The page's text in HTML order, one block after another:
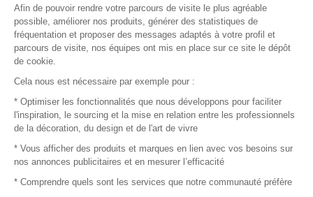
Plan du site
© 2016 –Organisation SAFI
Recrutement
Afin de pouvoir rendre votre parcours de visite le plus agréable
possible, améliorer nos produits, générer des statistiques de
fréquentation et proposer des messages adaptés à votre profil et
parcours de visite, nos équipes ont mis en place sur ce site le dépôt
de cookie.
Cela nous est nécessaire par exemple pour :
* Optimiser les fonctionnalités que nous développons pour faciliter
l'inspiration, le sourcing et la mise en relation entre les professionnels
de la décoration, du design et de l'art de vivre
* Vous afficher des produits et marques en lien avec vos besoins sur
nos annonces publicitaires et en mesurer l’efficacité
* Comprendre quels sont les services que notre communauté préfère